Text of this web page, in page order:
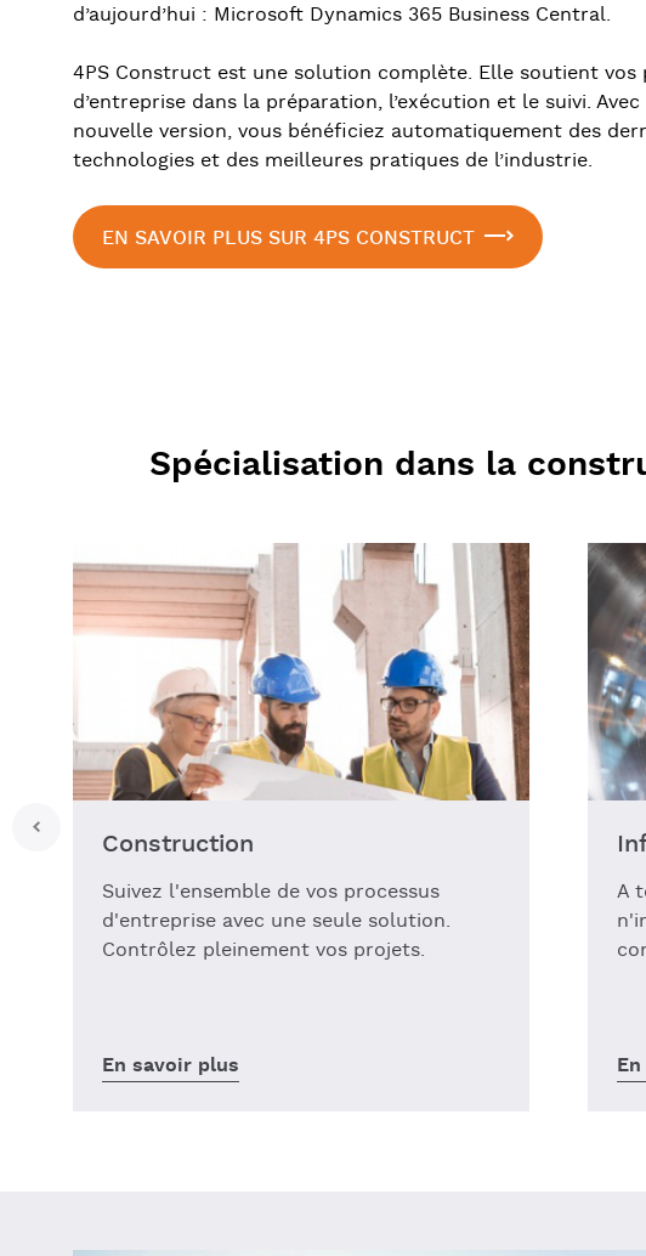
d’aujourd’hui : Microsoft Dynamics 365 Business Central.
4PS Construct est une solution complète. Elle soutient vos
d’entreprise dans la préparation, l’exécution et le suivi.
nouvelle version, vous bénéficiez automatiquement des
technologies et des meilleures pratiques de l’industrie.
EN SAVOIR PLUS SUR 4PS CONSTRUCT
Spécialisation dans la
Construction
Suivez l'ensemble de vos processus
d'entreprise avec une seule solution.
Contrôlez pleinement vos projets.
En savoir plus
A